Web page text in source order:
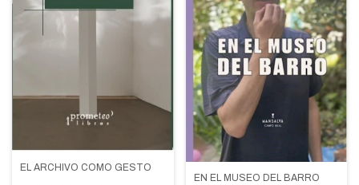
EL ARCHIVO COMO GESTO
EN EL MUSEO DEL BARRO